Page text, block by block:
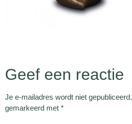
Geef een reactie
Je e-mailadres wordt niet gepubliceerd.
gemarkeerd met *